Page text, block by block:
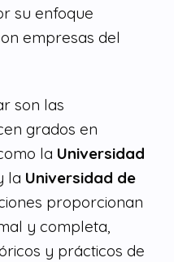
su enfoque
empresas del
son las
grados en
la Universidad
la Universidad de
proporcionan
y completa,
y prácticos de